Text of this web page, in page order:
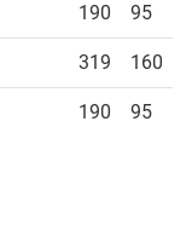
190 95
319 160
190 95